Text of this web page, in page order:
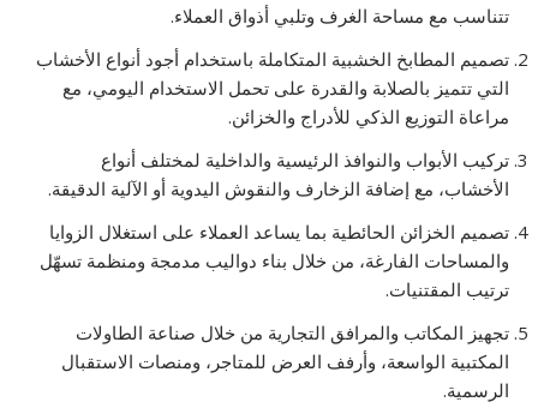
تتناسب مع مساحة الغرف وتلبي أذواق العملاء.
تصميم المطابخ الخشبية المتكاملة باستخدام أجود أنواع الأخشاب
التي تتميز بالصلابة والقدرة على تحمل الاستخدام اليومي، مع
مراعاة التوزيع الذكي للأدراج والخزائن.
تركيب الأبواب والنوافذ الرئيسية والداخلية لمختلف أنواع
الأخشاب، مع إضافة الزخارف والنقوش اليدوية أو الآلية الدقيقة.
تصميم الخزائن الحائطية بما يساعد العملاء على استغلال الزوايا
والمساحات الفارغة، من خلال بناء دواليب مدمجة ومنظمة تسهّل
ترتيب المقتنيات.
تجهيز المكاتب والمرافق التجارية من خلال صناعة الطاولات
المكتبية الواسعة، وأرفف العرض للمتاجر، ومنصات الاستقبال
الرسمية.